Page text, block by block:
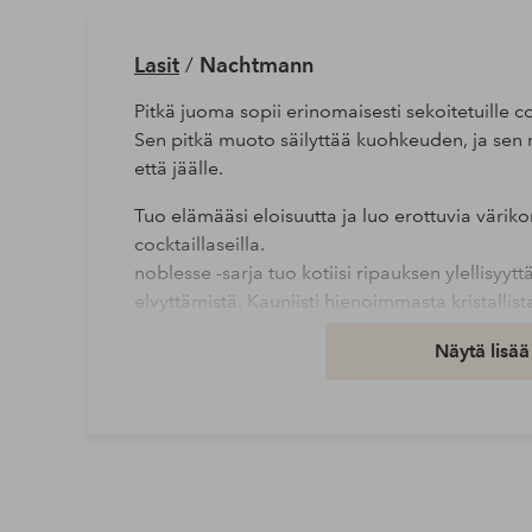
Lasit/ Nachtmann
Pitkä juoma sopii erinomaisesti sekoitetuille
Sen pitkä muoto säilyttää kuohkeuden, ja
että jäälle.
Tuo elämääsi eloisuutta ja luo erottuvia
cocktaillaseilla.
noblesse -sarja tuo kotiisi ripauksen
elvyttämistä. Kauniisti hienoimmasta
Näytä lisää